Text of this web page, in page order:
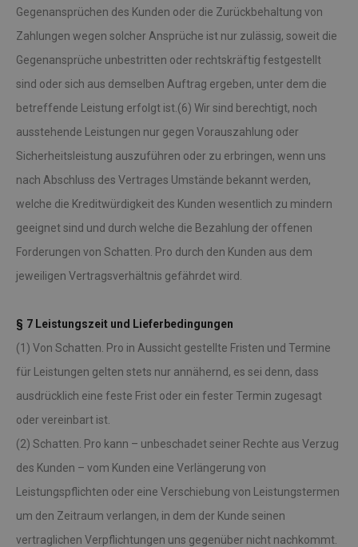
Gegenansprüchen des Kunden oder die Zurückbehaltung von
Zahlungen wegen solcher Ansprüche ist nur zulässig, soweit die
Gegenansprüche unbestritten oder rechtskräftig festgestellt
sind oder sich aus demselben Auftrag ergeben, unter dem die
betreffende Leistung erfolgt ist.(6) Wir sind berechtigt, noch
ausstehende Leistungen nur gegen Vorauszahlung oder
Sicherheitsleistung auszuführen oder zu erbringen, wenn uns
nach Abschluss des Vertrages Umstände bekannt werden,
welche die Kreditwürdigkeit des Kunden wesentlich zu mindern
geeignet sind und durch welche die Bezahlung der offenen
Forderungen von Schatten. Pro durch den Kunden aus dem
jeweiligen Vertragsverhältnis gefährdet wird.
§ 7 Leistungszeit und Lieferbedingungen
(1) Von Schatten. Pro in Aussicht gestellte Fristen und Termine
für Leistungen gelten stets nur annähernd, es sei denn, dass
ausdrücklich eine feste Frist oder ein fester Termin zugesagt
oder vereinbart ist.
(2) Schatten. Pro kann – unbeschadet seiner Rechte aus Verzug
des Kunden – vom Kunden eine Verlängerung von
Leistungspflichten oder eine Verschiebung von Leistungstermen
um den Zeitraum verlangen, in dem der Kunde seinen
vertraglichen Verpflichtungen uns gegenüber nicht nachkommt.